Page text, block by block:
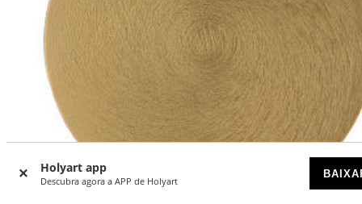
Holyart app
Descubra agora a APP de Holyart